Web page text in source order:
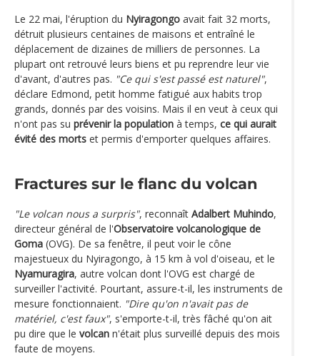
Le 22 mai, l'éruption du Nyiragongo avait fait 32 morts,
détruit plusieurs centaines de maisons et entraîné le
déplacement de dizaines de milliers de personnes. La
plupart ont retrouvé leurs biens et pu reprendre leur vie
d'avant, d'autres pas. "Ce qui s'est passé est naturel",
déclare Edmond, petit homme fatigué aux habits trop
grands, donnés par des voisins. Mais il en veut à ceux qui
n'ont pas su prévenir la population à temps, ce qui aurait
évité des morts et permis d'emporter quelques affaires.
Fractures sur le flanc du volcan
"Le volcan nous a surpris", reconnaît Adalbert Muhindo,
directeur général de l'Observatoire volcanologique de
Goma (OVG). De sa fenêtre, il peut voir le cône
majestueux du Nyiragongo, à 15 km à vol d'oiseau, et le
Nyamuragira, autre volcan dont l'OVG est chargé de
surveiller l'activité. Pourtant, assure-t-il, les instruments de
mesure fonctionnaient. "Dire qu'on n'avait pas de
matériel, c'est faux", s'emporte-t-il, très fâché qu'on ait
pu dire que le volcan n'était plus surveillé depuis des mois
faute de moyens.